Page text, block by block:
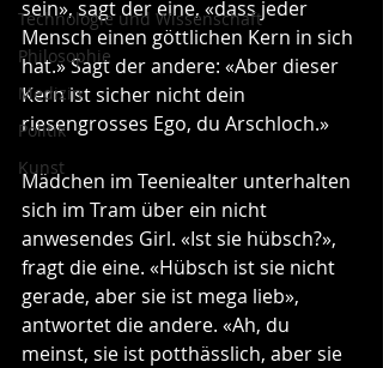
Technologie und Wissenschaft
Philosophie
Medizin
Politik
Kunst
sein», sagt der eine, «dass jeder
Mensch einen göttlichen Kern in sich
hat.» Sagt der andere: «Aber dieser
Kern ist sicher nicht dein
riesengrosses Ego, du Arschloch.»
Mädchen im Teeniealter unterhalten
sich im Tram über ein nicht
anwesendes Girl. «Ist sie hübsch?»,
fragt die eine. «Hübsch ist sie nicht
gerade, aber sie ist mega lieb»,
antwortet die andere. «Ah, du
meinst, sie ist potthässlich, aber sie